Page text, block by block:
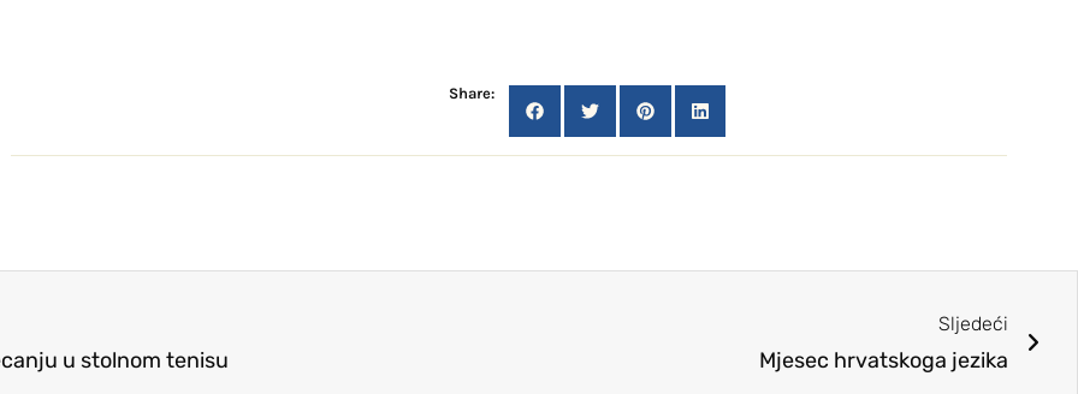
Share:
u stolnom tenisu
Sljedeći
Mjesec hrvatskoga jezika